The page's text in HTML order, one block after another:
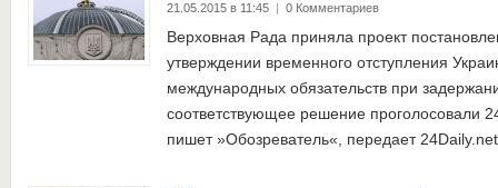
21.05.2015 в 11:45 | 0 Комментариев
Верховная Рада приняла проект
утверждении временного отступления
международных обязательств при
соответствующее решение проголосовали
пишет »Обозреватель«, передает